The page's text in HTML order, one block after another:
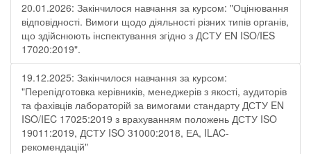
20.01.2026: Закінчилося навчання за курсом: "Оцінювання
відповідності. Вимоги щодо діяльності різних типів органів,
що здійснюють інспектування згідно з ДСТУ ЕN ISO/IES
17020:2019".
19.12.2025: Закінчилося навчання за курсом:
"Перепідготовка керівників, менеджерів з якості, аудиторів
та фахівців лабораторій за вимогами стандарту ДСТУ EN
ISO/IEC 17025:2019 з врахуванням положень ДСТУ ISO
19011:2019, ДСТУ ISO 31000:2018, ЕА, ILAC-
рекомендацій"